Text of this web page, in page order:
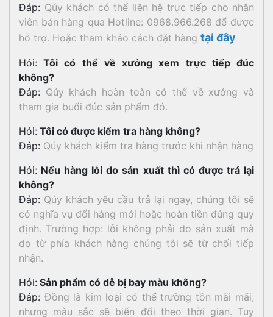
Đáp: Qúy khách có thể liên hệ trực tiếp cho nhân
viên bán hàng qua Hotline: 0968.966.268 để được
hỗ trợ. Hoặc tham khảo cách đặt hàng tại đây
Hỏi: Tôi có thể về xưởng xem trực tiếp đúc
không?
Đáp: Qúy khách hoàn toàn có thể về xưởng và
tham gia buổi đúc sản phẩm đó.
Hỏi: Tôi có được kiểm tra hàng không?
Đáp: Qúy khách kiểm tra hàng trước khi nhận hàng
Hỏi: Nếu hàng lỗi do sản xuất thì có được trả lại
không?
Đáp: Qúy khách yêu cầu trả lại ngay, chúng tôi sẽ
có nghĩa vụ đổi hàng mới hoặc hoàn tiền đúng quy
định. Trường hợp: lỗi không phải do sản xuất mà
do từ phía khách hàng chúng tôi sẽ từ chối tiếp
nhận.
Hỏi: Sản phẩm có dễ bị bay màu không?
Đáp: Đồng là kim loại có thể trường tồn mãi mãi,
nhưng màu sắc sẽ biến đổi theo thời gian. Tuy